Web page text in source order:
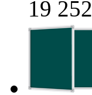
19 252